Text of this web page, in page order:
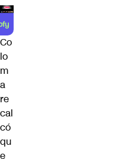
Co
lo
m
a
re
cal
có
qu
e